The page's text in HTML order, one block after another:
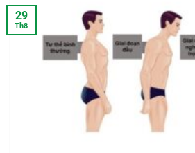
29
Th8